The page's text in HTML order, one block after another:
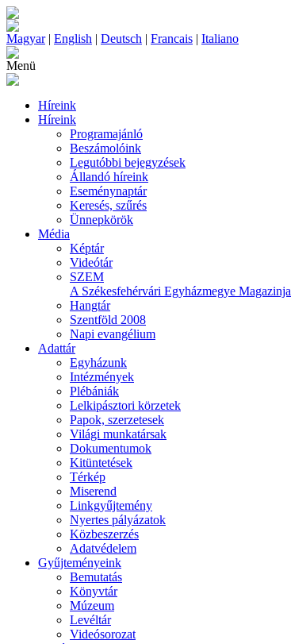
Magyar| English | Deutsch | Francais | Italiano
Menü
Híreink
Híreink
Programajánló
Beszámolóink
Legutóbbi bejegyzések
Állandó híreink
Eseménynaptár
Keresés, szűrés
Ünnepkörök
Média
Képtár
Videótár
SZEM
A Székesfehérvári Egyházmegye Magazinja
Hangtár
Szentföld 2008
Napi evangélium
Adattár
Egyházunk
Intézmények
Plébániák
Lelkipásztori körzetek
Papok, szerzetesek
Világi munkatársak
Dokumentumok
Kitüntetések
Térkép
Miserend
Linkgyűjtemény
Nyertes pályázatok
Közbeszerzés
Adatvédelem
Gyűjteményeink
Bemutatás
Könyvtár
Múzeum
Levéltár
Videósorozat